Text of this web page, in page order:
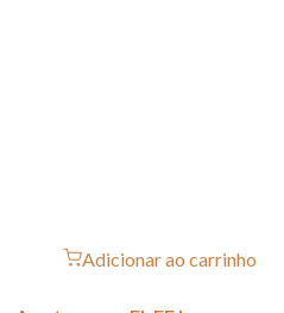
Adicionar ao carrinho